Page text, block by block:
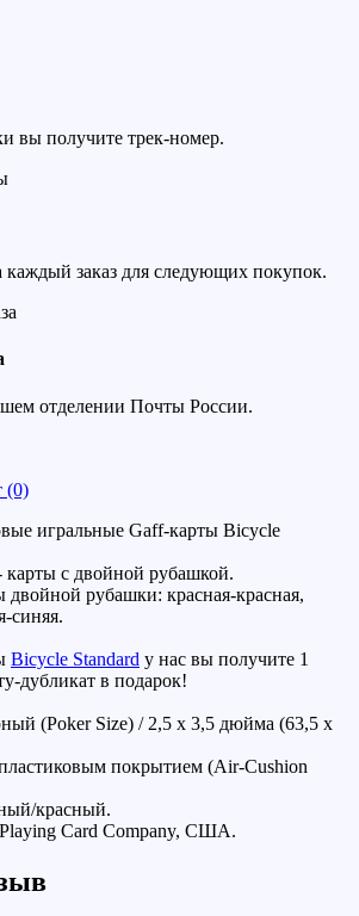
вы получите трек-номер.
заказ для следующих покупок.
отделении Почты России.
(0)
игральные Gaff-карты Bicycle
с двойной рубашкой.
рубашки: красная-красная,
синяя.
Bicycle Standard у нас вы получите 1
дубликат в подарок!
(Poker Size) / 2,5 х 3,5 дюйма (63,5 х
покрытием (Air-Cushion
красный.
Card Company, США.